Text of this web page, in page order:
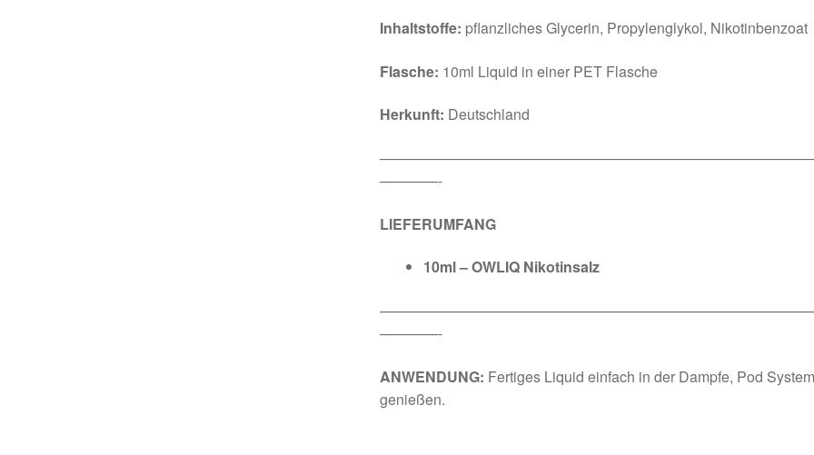
Inhaltstoffe: pflanzliches Glycerin, Propylenglykol, Nikotinbenzoat
Flasche: 10ml Liquid in einer PET Flasche
Herkunft: Deutschland
————-
LIEFERUMFANG
10ml – OWLIQ Nikotinsalz
————-
ANWENDUNG: Fertiges Liquid einfach in der Dampfe, Pod
genießen.